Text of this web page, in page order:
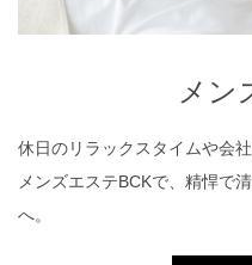
メン
休日のリラックスタイムや会
メンズエステBCKで、精悍で
へ。